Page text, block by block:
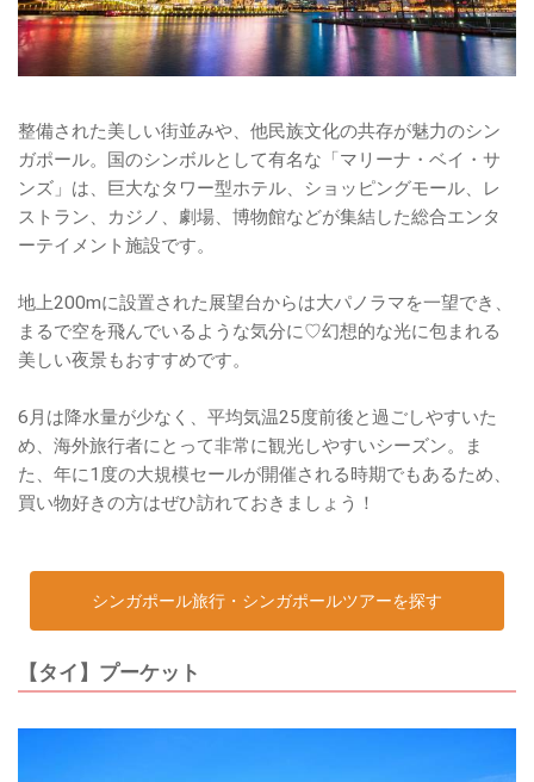
整備された美しい街並みや、他民族文化の共存が魅力のシン
ガポール。国のシンボルとして有名な「マリーナ・ベイ・サ
ンズ」は、巨大なタワー型ホテル、ショッピングモール、レ
ストラン、カジノ、劇場、博物館などが集結した総合エンタ
ーテイメント施設です。
地上200mに設置された展望台からは大パノラマを一望でき、
まるで空を飛んでいるような気分に♡幻想的な光に包まれる
美しい夜景もおすすめです。
6月は降水量が少なく、平均気温25度前後と過ごしやすいた
め、海外旅行者にとって非常に観光しやすいシーズン。ま
た、年に1度の大規模セールが開催される時期でもあるため、
買い物好きの方はぜひ訪れておきましょう！
シンガポール旅行・シンガポールツアーを探す
【タイ】プーケット